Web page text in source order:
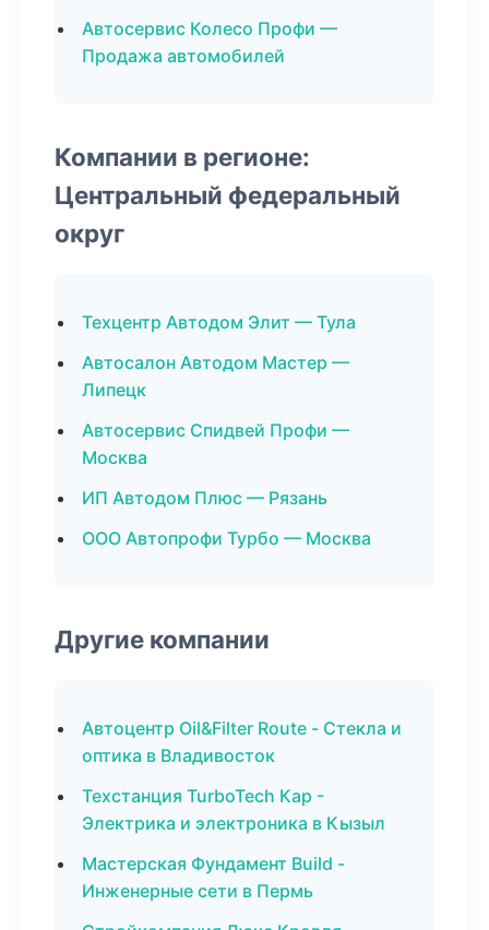
Автосервис Колесо Профи —
Продажа автомобилей
Компании в регионе:
Центральный федеральный
округ
Техцентр Автодом Элит — Тула
Автосалон Автодом Мастер —
Липецк
Автосервис Спидвей Профи —
Москва
ИП Автодом Плюс — Рязань
ООО Автопрофи Турбо — Москва
Другие компании
Автоцентр Oil&Filter Route - Стекла и
оптика в Владивосток
Техстанция TurboTech Кар -
Электрика и электроника в Кызыл
Мастерская Фундамент Build -
Инженерные сети в Пермь